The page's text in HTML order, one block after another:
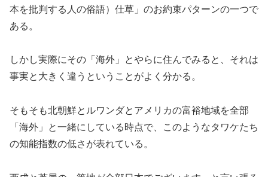
本を批判する人の俗語）仕草」のお約束パターンの一つで
ある。
しかし実際にその「海外」とやらに住んでみると、それは
事実と大きく違うということがよく分かる。
そもそも北朝鮮とルワンダとアメリカの富裕地域を全部
「海外」と一緒にしている時点で、このようなタワケたち
の知能指数の低さが表れている。